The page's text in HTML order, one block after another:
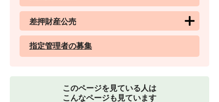
差押財産公売
指定管理者の募集
このページを見ている人は
こんなページも見ています